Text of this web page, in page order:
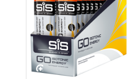
SIS GO Gel - 1 x 60 ml
Prijs:€1,25